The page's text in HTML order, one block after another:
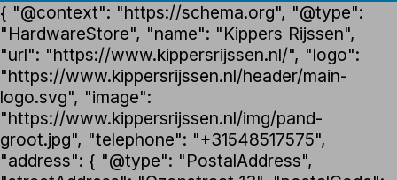
{ "@context": "https://schema.org", "@type":
"HardwareStore", "name": "Kippers Rijssen",
"url": "https://www.kippersrijssen.nl/", "logo":
"https://www.kippersrijssen.nl/header/main-
logo.svg", "image":
"https://www.kippersrijssen.nl/img/pand-
groot.jpg", "telephone": "+31548517575",
"address": { "@type": "PostalAddress",